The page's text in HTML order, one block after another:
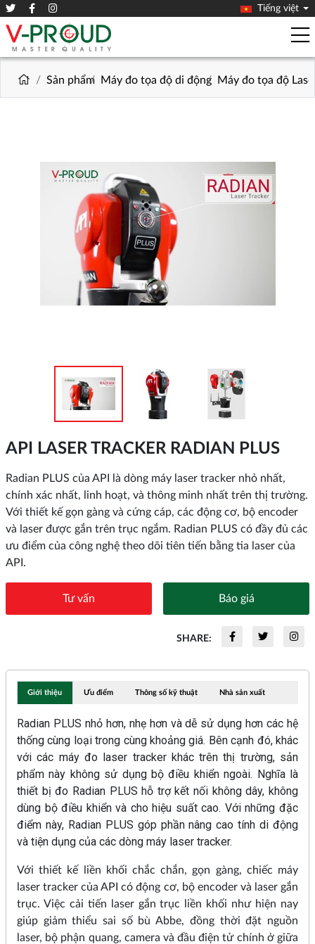
Tiếng việt
Sản phẩm Máy đo tọa độ di động Máy đo tọa độ
API LASER TRACKER RADIAN PLUS
Radian PLUS của API là dòng máy laser tracker nhỏ nhất,
chính xác nhất, linh hoạt, và thông minh nhất trên thị trường.
Với thiết kế gọn gàng và cứng cáp, các động cơ, bộ encoder
và laser được gắn trên trục ngắm. Radian PLUS có đầy đủ các
ưu điểm của công nghệ theo dõi tiên tiến bằng tia laser của
API.
Tư vấn Báo giá
SHARE:
Giới thiệu Ưu điểm Thông số kỹ thuật Nhà sản xuất
Radian PLUS nhỏ hơn, nhẹ hơn và dễ sử dụng hơn các hệ
thống cùng loại trong cùng khoảng giá. Bên cạnh đó, khác
với các máy đo laser tracker khác trên thị trường, sản
phẩm này không sử dụng bộ điều khiển ngoài. Nghĩa là
thiết bị đo Radian PLUS hỗ trợ kết nối không dây, không
dùng bộ điều khiển và cho hiệu suất cao. Với những đặc
điểm này, Radian PLUS góp phần nâng cao tính di động
và tiện dụng của các dòng máy laser tracker.
Với thiết kế liền khối chắc chắn, gọn gàng, chiếc máy
laser tracker của API có động cơ, bộ encoder và laser gắn
trục. Việc cải tiến laser gắn trục liền khối như hiện nay
giúp giảm thiểu sai số bù Abbe, đồng thời đặt nguồn
laser, bộ phận quang, camera và đầu điện tử chính ở giữa